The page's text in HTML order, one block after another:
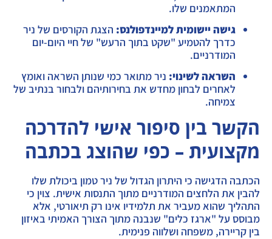
המתאמנים שלו.
גישה יישומית למיינדפולנס: הצגת הקורסים של ניר
כדרך להטמיע "שקט בתוך הרעש" של חיי היום-יום
המודרניים.
השראה לשינוי: ניר מתואר כמי שנותן השראה ואומץ
לאחרים לבחון מחדש את בחירותיהם ולבחור בנתיב של
צמיחה.
הקשר בין סיפור אישי להדרכה
מקצועית – כפי שהוצג בכתבה
הכתבה הדגישה כי היתרון הגדול של ניר טמון ביכולת שלו
להבין את הלחצים המודרניים מתוך התנסות אישית. צוין כי
התהליך שהוא מעביר את תלמידיו אינו רק תיאורטי, אלא
מבוסס על "ארגז כלים" שנבנה מתוך הצורך האמיתי באיזון
בין קריירה, משפחה ושלווה פנימית.